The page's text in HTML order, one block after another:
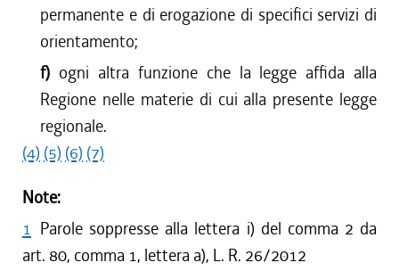
permanente e di erogazione di specifici servizi di
orientamento;
f) ogni altra funzione che la legge affida alla
Regione nelle materie di cui alla presente legge
regionale.
(4) (5) (6) (7)
Note:
1 Parole soppresse alla lettera i) del comma 2 da
art. 80, comma 1, lettera a), L. R. 26/2012